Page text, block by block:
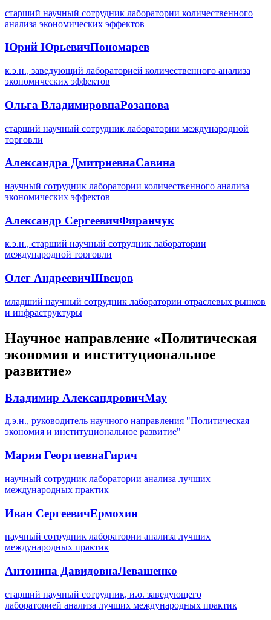
старший научный сотрудник лаборатории количественного
анализа экономических эффектов
Юрий ЮрьевичПономарев
к.э.н., заведующий лабораторией количественного анализа
экономических эффектов
Ольга ВладимировнаРозанова
старший научный сотрудник лаборатории международной
торговли
Александра ДмитриевнаСавина
научный сотрудник лаборатории количественного анализа
экономических эффектов
Александр СергеевичФиранчук
к.э.н., старший научный сотрудник лаборатории
международной торговли
Олег АндреевичШвецов
младший научный сотрудник лаборатории отраслевых рынков
и инфраструктуры
Научное направление «Политическая
экономия и институциональное
развитие»
Владимир АлександровичМау
д.э.н., руководитель научного направления "Политическая
экономия и институциональное развитие"
Мария ГеоргиевнаГирич
научный сотрудник лаборатории анализа лучших
международных практик
Иван СергеевичЕрмохин
научный сотрудник лаборатории анализа лучших
международных практик
Антонина ДавидовнаЛевашенко
старший научный сотрудник, и.о. заведующего
лабораторией анализа лучших международных практик